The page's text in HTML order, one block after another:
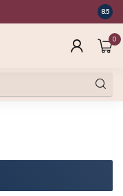
8.5
0